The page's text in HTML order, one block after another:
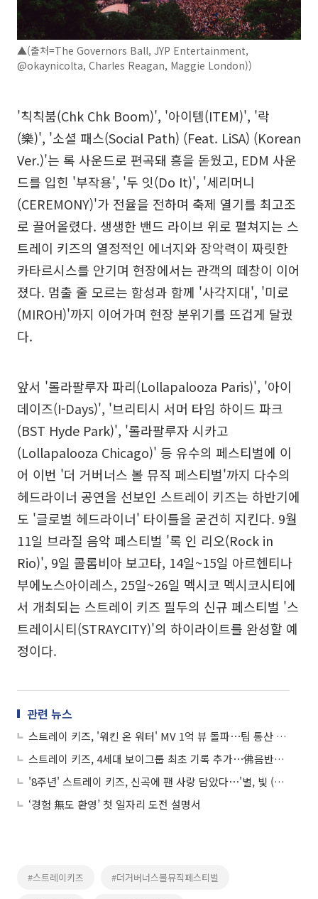
▲(출처=The Governors Ball, JYP Entertainment,
@okaynicolta, Charles Reagan, Maggie London))
'칙칙붐(Chk Chk Boom)', '아이템(ITEM)', '락
(樂)', '소셜 패스(Social Path) (Feat. LiSA) (Korean
Ver.)'는 록 사운드로 편곡돼 흥을 돋웠고, EDM 사운
드를 입힌 '부작용', '두 잇(Do It)', '세리머니
(CEREMONY)'가 전율을 전하며 축제 열기를 최고조
로 끌어올렸다. 생생한 밴드 라이브 위로 펼쳐지는 스
트레이 키즈의 열정적인 에너지와 장악력이 짜릿한
카타르시스를 안기며 현장에서는 관객의 떼창이 이어
졌다. 멈출 줄 모르는 함성과 함께 '사각지대', '미로
(MIROH)'까지 이어가며 현장 분위기를 뜨겁게 달궜
다.
앞서 '롤라팔루자 파리(Lollapalooza Paris)', '아이
데이즈(I-Days)', '브리티시 서머 타임 하이드 파크
(BST Hyde Park)', '롤라팔루자 시카고
(Lollapalooza Chicago)' 등 유수의 페스티벌에 이
어 이번 '더 거버너스 볼 뮤직 페스티벌'까지 다수의
헤드라이너 공연을 선보인 스트레이 키즈는 하반기에
도 '글로벌 헤드라이너' 타이틀을 굳건히 지킨다. 9월
11일 브라질 음악 페스티벌 '록 인 리오(Rock in
Rio)', 9일 콜롬비아 보고타, 14일~15일 아르헨티나
부에노스아이레스, 25일~26일 멕시코 멕시코시티에
서 개최되는 스트레이 키즈 필두의 신규 페스티벌 '스
트레이시티(STRAYCITY)'의 하이라이트를 완성할 예
정이다.
관련 뉴스
스트레이 키즈, '워킨 온 워터' MV 1억 뷰 돌파⋯팀 통산 20번째 기록
스트레이 키즈, 4세대 보이그룹 최초 기록 추가⋯佛음반협회 싱글 골드 획득
'8주년' 스트레이 키즈, 신곡에 팬 사랑 담았다⋯'별, 빛 (스테이)' 발매
‘경험 無도 환영’ 첫 일자리 도전 설명서
#스트레이키즈 #더거버너스볼뮤직페스티벌